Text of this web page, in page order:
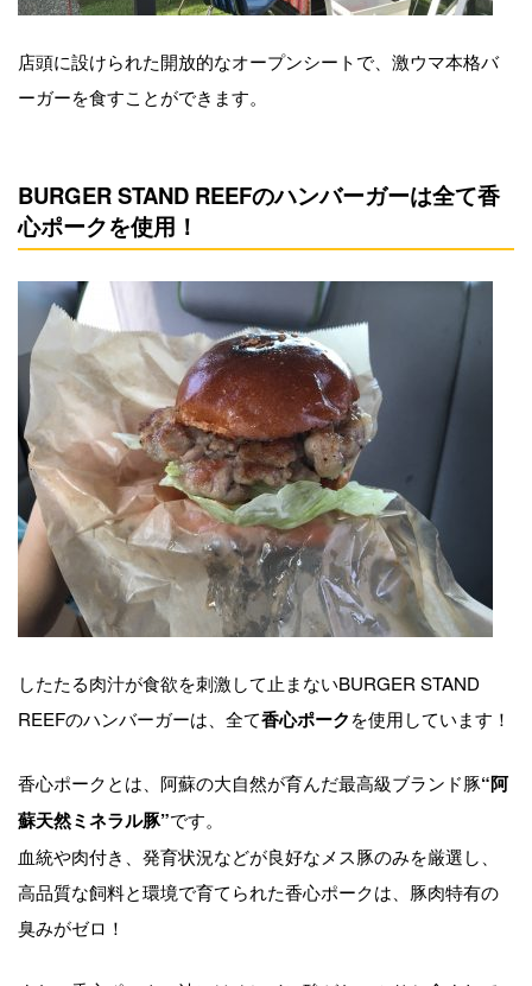
店頭に設けられた開放的なオープンシートで、激ウマ本格バ
ーガーを食すことができます。
BURGER STAND REEFのハンバーガーは全て香
心ポークを使用！
したたる肉汁が食欲を刺激して止まないBURGER STAND
REEFのハンバーガーは、全て香心ポークを使用しています！
香心ポークとは、阿蘇の大自然が育んだ最高級ブランド豚“阿
蘇天然ミネラル豚”です。
血統や肉付き、発育状況などが良好なメス豚のみを厳選し、
高品質な飼料と環境で育てられた香心ポークは、豚肉特有の
臭みがゼロ！